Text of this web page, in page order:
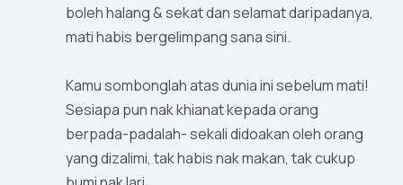
boleh halang & sekat dan selamat daripadanya,
mati habis bergelimpang sana sini.
Kamu sombonglah atas dunia ini sebelum mati!
Sesiapa pun nak khianat kepada orang
berpada-padalah- sekali didoakan oleh orang
yang dizalimi, tak habis nak makan, tak cukup